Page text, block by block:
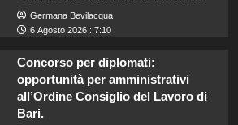
Germana Bevilacqua
6 Agosto 2026 : 7:10
Concorso per diplomati:
opportunità per amministrativi
all’Ordine Consiglio del Lavoro di
Bari.